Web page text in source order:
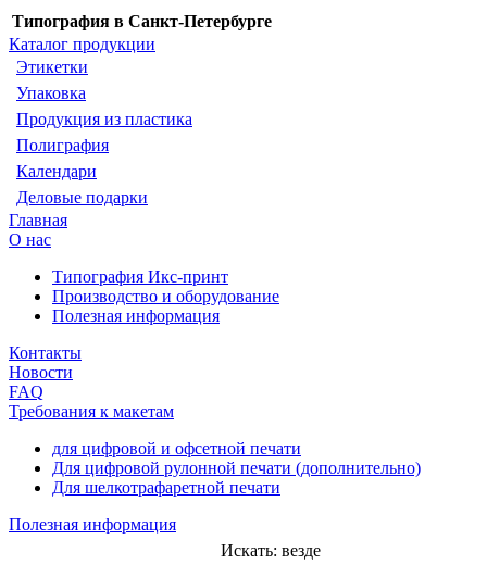
Типография в Санкт-Петербурге
Каталог продукции
Этикетки
Упаковка
Продукция из пластика
Полиграфия
Календари
Деловые подарки
Главная
О нас
Типография Икс-принт
Производство и оборудование
Полезная информация
Контакты
Новости
FAQ
Требования к макетам
для цифровой и офсетной печати
Для цифровой рулонной печати (дополнительно)
Для шелкотрафаретной печати
Полезная информация
Искать: везде